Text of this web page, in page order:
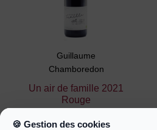
Guillaume
Chamboredon
Un air de famille 2021
Rouge
🍪 Gestion des cookies